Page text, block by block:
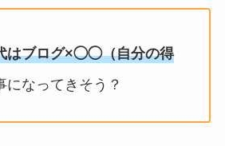
はブログ×◯◯（自分の得
になってきそう？